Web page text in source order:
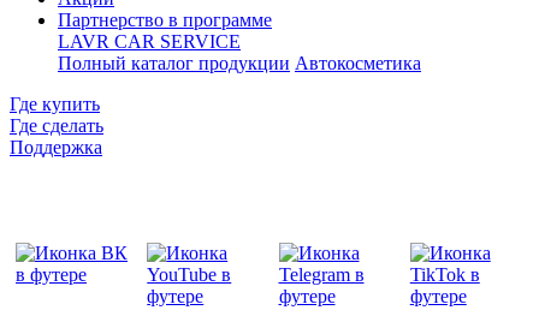
Партнерство в программе
LAVR CAR SERVICE
Полный каталог продукции Автокосметика
Где купить
Где сделать
Поддержка